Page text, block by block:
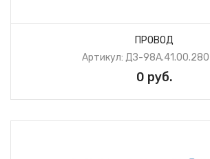
ПРОВОД
Артикул: ДЗ-
0 руб.